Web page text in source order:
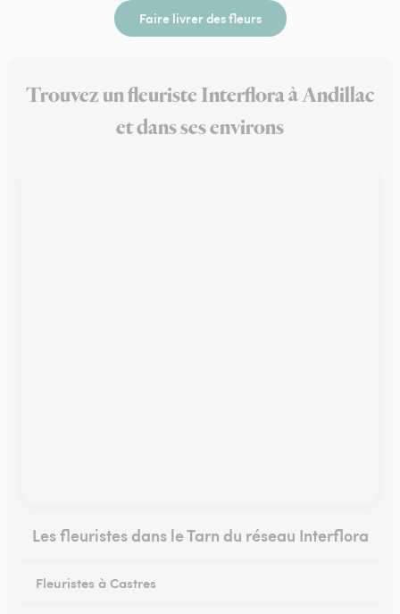
Faire livrer des fleurs
Trouvez un fleuriste Interflora à Andillac
et dans ses environs
Les fleuristes dans le Tarn du réseau Interflora
Fleuristes à Castres